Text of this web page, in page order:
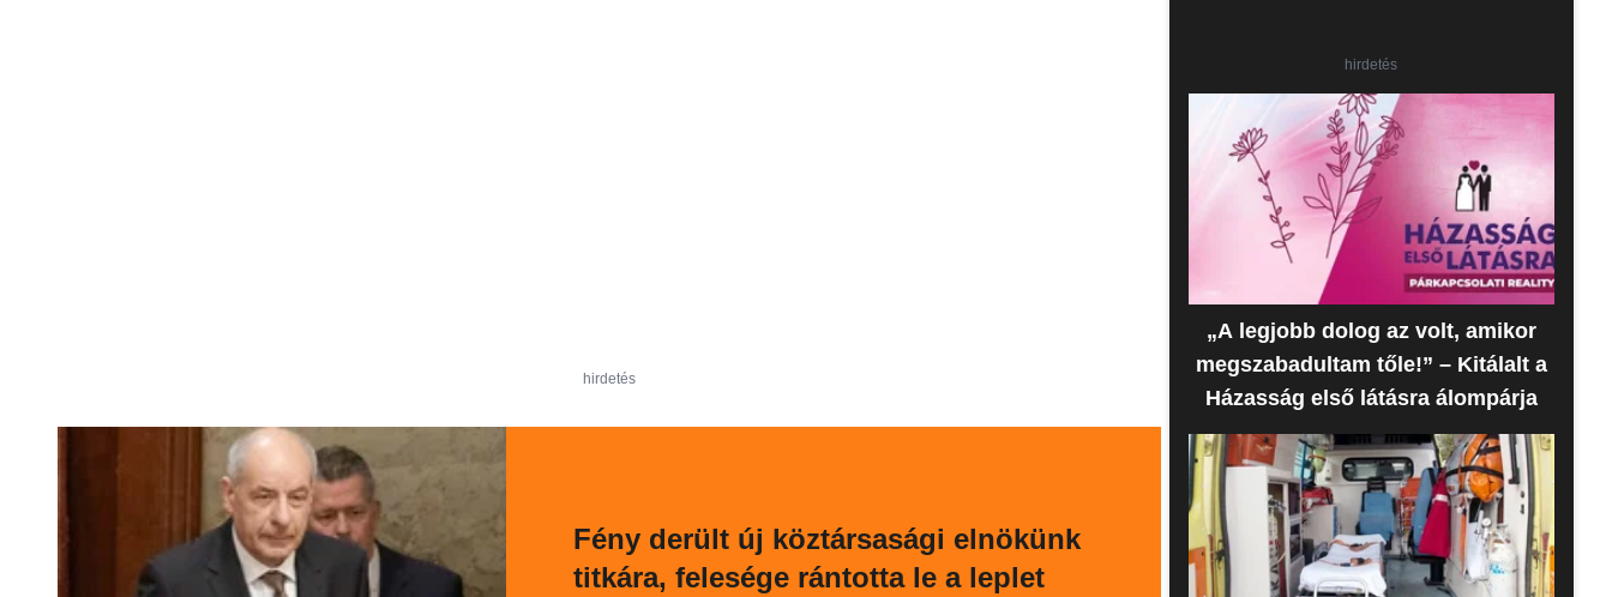
hirdetés
Fény derült új köztársasági elnökünk
titkára, felesége rántotta le a leplet
hirdetés
„A legjobb dolog az volt, amikor
megszabadultam tőle!” – Kitálalt a
Házasság első látásra álompárja